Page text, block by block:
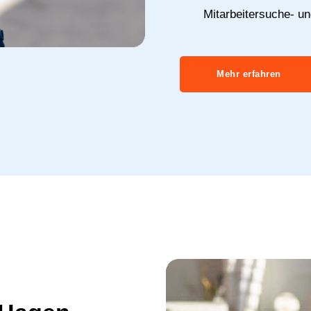
Mitarbeitersuche-
Mehr erfahren